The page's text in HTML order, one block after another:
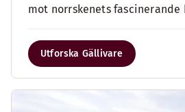
mot norrskenets
Utforska Gällivare